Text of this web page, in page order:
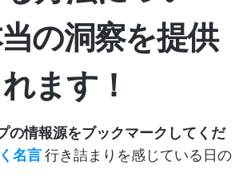
の洞察を提供
ます！
の情報源をブックマークしてくだ
名言行き詰まりを感じている日の